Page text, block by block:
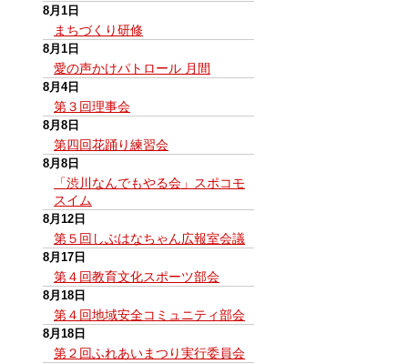
8月1日
まちづくり研修
8月1日
愛の声かけパトロール 月間
8月4日
第３回理事会
8月8日
第四回花踊り練習会
8月8日
「渋川なんでもやる会」スポコモ
スイム
8月12日
第５回しぶはなちゃん広報室会議
8月17日
第４回教育文化スポーツ部会
8月18日
第４回地域安全コミュニティ部会
8月18日
第２回ふれあいまつり実行委員会